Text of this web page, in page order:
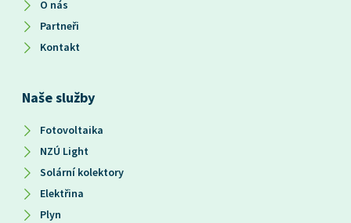
O nás
Partneři
Kontakt
Naše služby
Fotovoltaika
NZÚ Light
Solární kolektory
Elektřina
Plyn